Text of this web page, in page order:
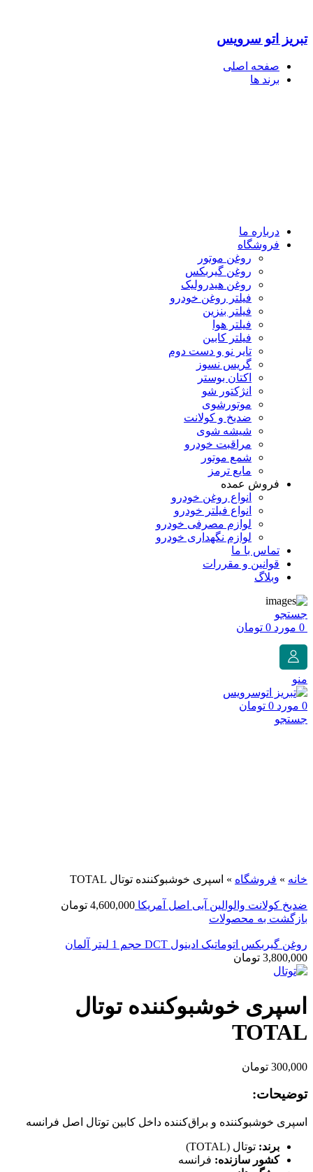
تبریز اتو سرویس
صفحه اصلی
برند ها
درباره ما
فروشگاه
روغن موتور
روغن گیربکس
روغن هیدرولیک
فیلتر روغن خودرو
فیلتر بنزین
فیلتر هوا
فیلتر کابین
تایر نو و دست دوم
گریس نسوز
اکتان بوستر
انژکتور شو
موتورشوی
ضدیخ و کولانت
شیشه شوی
مراقبت خودرو
شمع موتور
مایع ترمز
فروش عمده
انواع روغن خودرو
انواع فیلتر خودرو
لوازم مصرفی خودرو
لوازم نگهداری خودرو
تماس با ما
قوانین و مقررات
وبلاگ
جستجو
0 مورد 0 تومان
منو
0 مورد 0 تومان
جستجو
خانه » فروشگاه » اسپری خوشبوکننده توتال TOTAL
ضدیخ کولانت والوالین آبی اصل آمریکا 4,600,000 تومان
بازگشت به محصولات
روغن گیربکس اتوماتیک ادینول DCT حجم 1 لیتر آلمان
3,800,000 تومان
اسپری خوشبوکننده توتال
TOTAL
300,000 تومان
توضیحات:
اسپری خوشبوکننده و براق‌کننده داخل کابین توتال اصل فرانسه
برند: توتال (TOTAL)
کشور سازنده: فرانسه